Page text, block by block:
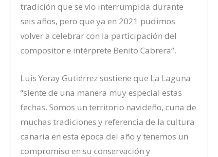
tradición que se vio interrumpida durante
seis años, pero que ya en 2021 pudimos
volver a celebrar con la participación del
compositor e intérprete Benito Cabrera”.
LuisYeray Gutiérrez sostiene que La Laguna
“siente de una manera muy especial estas
fechas. Somos un territorio navideño, cuna de
muchas tradiciones y referencia de la cultura
canaria en esta época del año y tenemos un
compromiso en su conservación y